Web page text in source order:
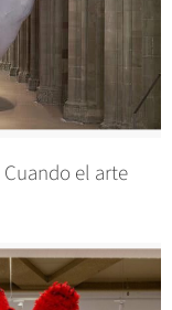
Cuando el arte